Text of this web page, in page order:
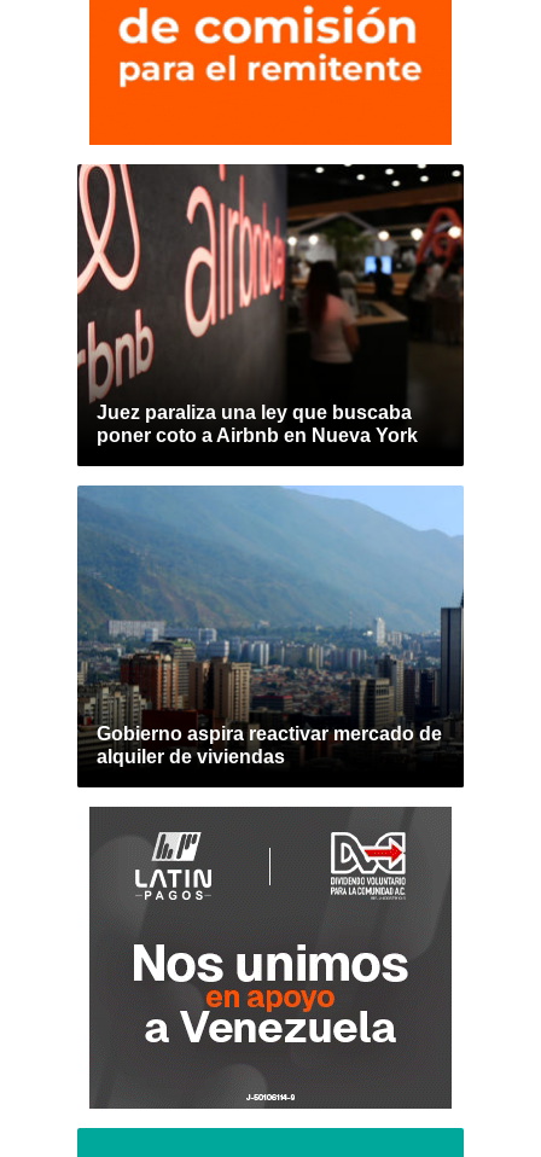
Juez paraliza una ley que buscaba
poner coto a Airbnb en Nueva York
Gobierno aspira reactivar mercado de
alquiler de viviendas